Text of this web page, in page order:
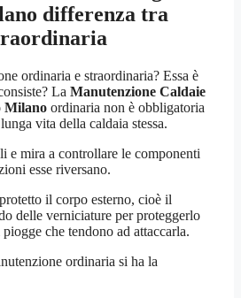
differenza tra
ordinaria e straordinaria? Essa è
La Manutenzione Caldaie
Milano ordinaria non è obbligatoria
vita della caldaia stessa.
e mira a controllare le componenti
esse riversano.
il corpo esterno, cioè il
delle verniciature per proteggerlo
che tendono ad attaccarla.
ordinaria si ha la